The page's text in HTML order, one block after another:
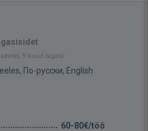
9 kuud tagasi
По-русски, English
60-80€/töö